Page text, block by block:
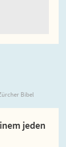
Bibel
jeden